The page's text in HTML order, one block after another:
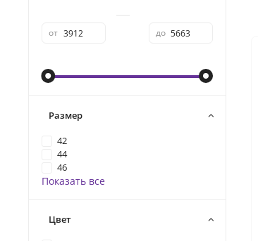
от до
Размер
42
44
46
Показать все
Цвет